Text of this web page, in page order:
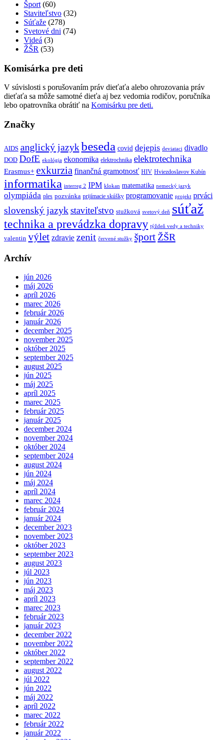
Šport (60)
Staviteľstvo (32)
Súťaže (278)
Svetové dni (74)
Videá (3)
ŽŠR (53)
Komisárka pre deti
V súvislosti s porušovaním práv dieťaťa alebo ohrozovania práv
dieťaťa sa môže samotné dieťa aj bez vedomia rodičov, poručníka
lebo opatrovníka obrátiť na Komisárku pre deti.
Značky
AIDS anglický jazykbeseda covid dejepis deviataci divadlo
DOD DofE ekológia ekonomika elektrochnika elektrotechnika
Erasmus+ exkurzia finančná gramotnosť HIV Hviezdoslavov Kubín
informatika interreg 2 IPM klokan matematika nemecký jazyk
olympiáda ples pozvánka prijímacie skúšky programovanie projekt prváci
slovenský jazykstaviteľstvo stužková svetový deň súťaž
technika a prevádzka dopravy týždeň vedy a techniky
valentin výlet zdravie zenit červené stužky šport ŽŠR
Archív
jún 2026
máj 2026
apríl 2026
marec 2026
február 2026
január 2026
december 2025
november 2025
október 2025
september 2025
august 2025
jún 2025
máj 2025
apríl 2025
marec 2025
február 2025
január 2025
december 2024
november 2024
október 2024
september 2024
august 2024
jún 2024
máj 2024
apríl 2024
marec 2024
február 2024
január 2024
december 2023
november 2023
október 2023
september 2023
august 2023
júl 2023
jún 2023
máj 2023
apríl 2023
marec 2023
február 2023
január 2023
december 2022
november 2022
október 2022
september 2022
august 2022
júl 2022
jún 2022
máj 2022
apríl 2022
marec 2022
február 2022
január 2022